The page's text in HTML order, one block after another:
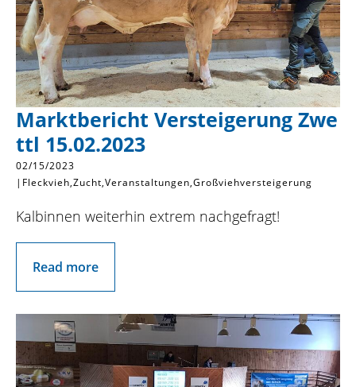
Marktbericht Versteigerung Zwe
ttl 15.02.2023
02/15/2023
| Fleckvieh Zucht Veranstaltungen Großviehversteigerung
Kalbinnen weiterhin extrem nachgefragt!
Read more